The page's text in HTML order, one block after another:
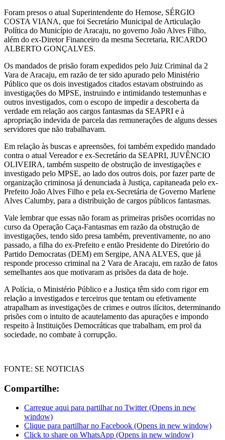
Foram presos o atual Superintendente do Hemose, SÉRGIO
COSTA VIANA, que foi Secretário Municipal de Articulação
Política do Município de Aracaju, no governo João Alves Filho,
além do ex-Diretor Financeiro da mesma Secretaria, RICARDO
ALBERTO GONÇALVES.
Os mandados de prisão foram expedidos pelo Juiz Criminal da 2
Vara de Aracaju, em razão de ter sido apurado pelo Ministério
Público que os dois investigados citados estavam obstruindo as
investigações do MPSE, instruindo e intimidando testemunhas e
outros investigados, com o escopo de impedir a descoberta da
verdade em relação aos cargos fantasmas da SEAPRI e à
apropriação indevida de parcela das remunerações de alguns desses
servidores que não trabalhavam.
Em relação às buscas e apreensões, foi também expedido mandado
contra o atual Vereador e ex-Secretário da SEAPRI, JUVÊNCIO
OLIVEIRA, também suspeito de obstrução de investigações e
investigado pelo MPSE, ao lado dos outros dois, por fazer parte de
organização criminosa já denunciada à Justiça, capitaneada pelo ex-
Prefeito João Alves Filho e pela ex-Secretária de Governo Marlene
Alves Calumby, para a distribuição de cargos públicos fantasmas.
Vale lembrar que essas não foram as primeiras prisões ocorridas no
curso da Operação Caça-Fantasmas em razão da obstrução de
investigações, tendo sido presa também, preventivamente, no ano
passado, a filha do ex-Prefeito e então Presidente do Diretório do
Partido Democratas (DEM) em Sergipe, ANA ALVES, que já
responde processo criminal na 2 Vara de Aracaju, em razão de fatos
semelhantes aos que motivaram as prisões da data de hoje.
A Polícia, o Ministério Público e a Justiça têm sido com rigor em
relação a investigados e terceiros que tentam ou efetivamente
atrapalham as investigações de crimes e outros ilícitos, determinando
prisões com o intuito de acautelamento das apurações e impondo
respeito à Instituições Democráticas que trabalham, em prol da
sociedade, no combate à corrupção.
FONTE: SE NOTICIAS
Compartilhe:
Carregue aqui para partilhar no Twitter (Opens in new
window)
Clique para partilhar no Facebook (Opens in new window)
Click to share on WhatsApp (Opens in new window)